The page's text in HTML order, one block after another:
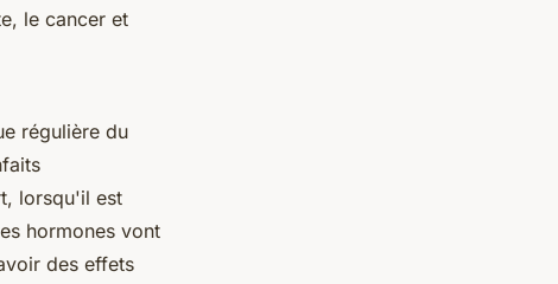
le cancer et
régulière du
lorsqu'il est
hormones vont
des effets